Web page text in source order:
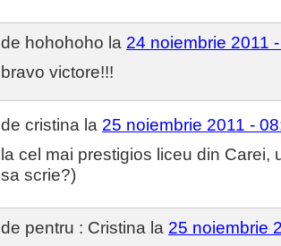
de hohohoho la 24 noiembrie 2011
bravo victore!!!
de cristina la 25 noiembrie 2011 -
la cel mai prestigios liceu din Carei,
sa scrie?)
de pentru : Cristina la 25 noiembrie